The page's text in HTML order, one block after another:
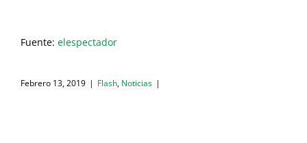
Fuente: elespectador
Febrero 13, 2019 | Flash, Noticias |